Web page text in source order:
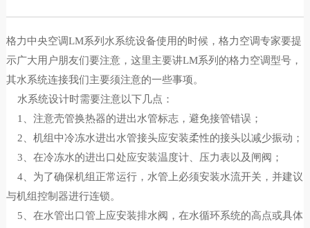
格力中央空调LM系列水系统设备使用的时候，格力空调专家要提
示广大用户朋友们要注意，这里主要讲LM系列的格力空调型号，
其水系统连接我们主要须注意的一些事项。
水系统设计时需要注意以下几点：
1、注意壳管换热器的进出水管标志，避免接管错误；
2、机组中冷冻水进出水管接头应安装柔性的接头以减少振动；
3、在冷冻水的进出口处应安装温度计、压力表以及闸阀；
4、为了确保机组正常运行，水管上必须安装水流开关，并建议
与机组控制器进行连锁。
5、在水管出口管上应安装排水阀，在水循环系统的高点或具体